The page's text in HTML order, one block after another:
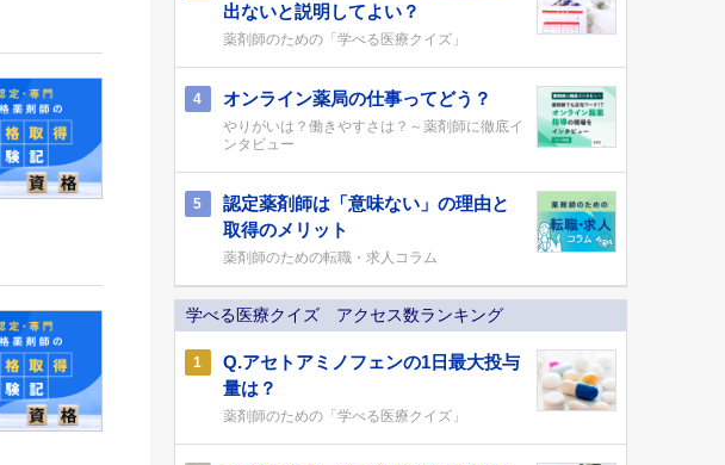
出ないと説明してよい？
薬剤師のための「学べる医療クイズ」
4 オンライン薬局の仕事ってどう？
やりがいは？働きやすさは？～薬剤師に徹底イ
ンタビュー
5
認定薬剤師は「意味ない」の理由と
取得のメリット
薬剤師のための転職・求人コラム
学べる医療クイズ アクセス数ランキング
1
Q.アセトアミノフェンの1日最大投与
量は？
薬剤師のための「学べる医療クイズ」